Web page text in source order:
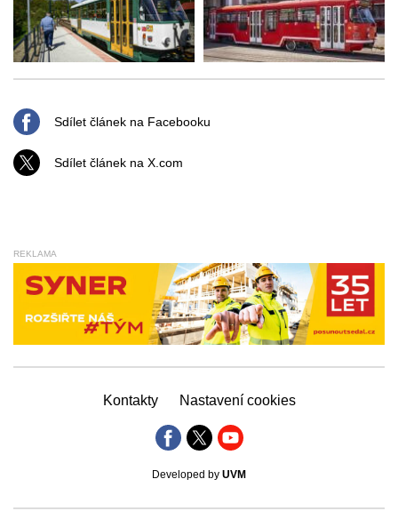
Sdílet článek na Facebooku
Sdílet článek na X.com
REKLAMA
Kontakty Nastavení cookies
Developed by UVM